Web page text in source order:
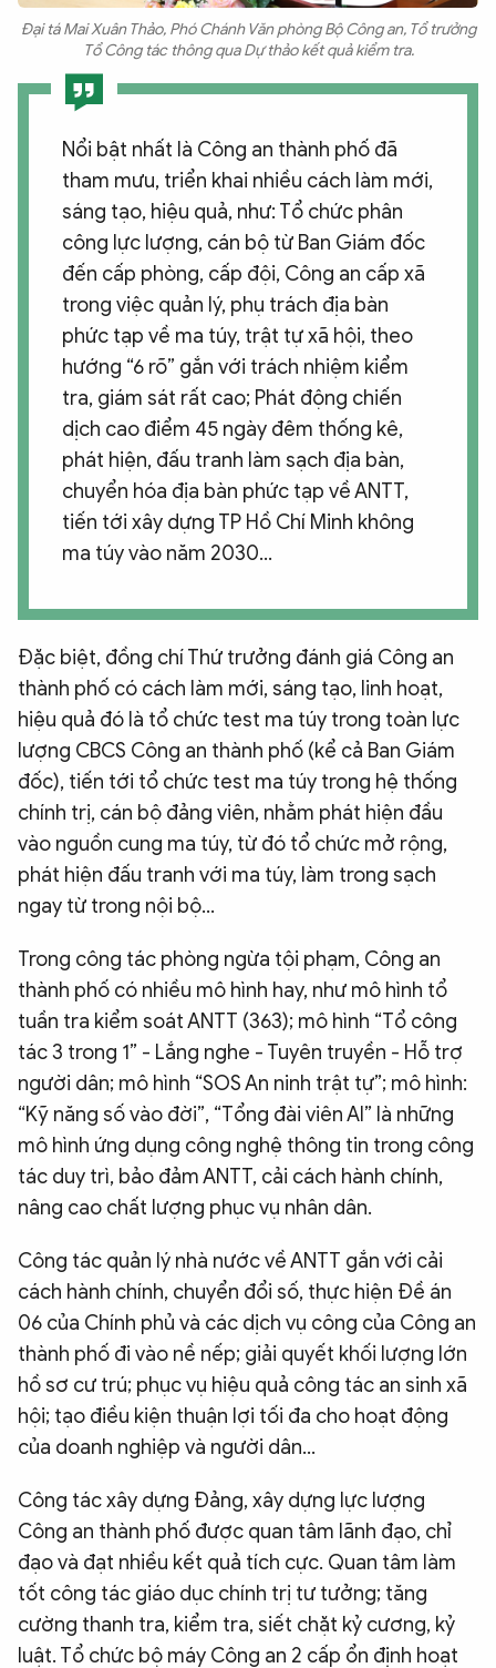
Đại tá Mai Xuân Thảo, Phó Chánh Văn phòng Bộ Công an, Tổ trưởng
Tổ Công tác thông qua Dự thảo kết quả kiểm tra.
Nổi bật nhất là Công an thành phố đã
tham mưu, triển khai nhiều cách làm mới,
sáng tạo, hiệu quả, như: Tổ chức phân
công lực lượng, cán bộ từ Ban Giám đốc
đến cấp phòng, cấp đội, Công an cấp xã
trong việc quản lý, phụ trách địa bàn
phức tạp về ma túy, trật tự xã hội, theo
hướng “6 rõ” gắn với trách nhiệm kiểm
tra, giám sát rất cao; Phát động chiến
dịch cao điểm 45 ngày đêm thống kê,
phát hiện, đấu tranh làm sạch địa bàn,
chuyển hóa địa bàn phức tạp về ANTT,
tiến tới xây dựng TP Hồ Chí Minh không
ma túy vào năm 2030…
Đặc biệt, đồng chí Thứ trưởng đánh giá Công an
thành phố có cách làm mới, sáng tạo, linh hoạt,
hiệu quả đó là tổ chức test ma túy trong toàn lực
lượng CBCS Công an thành phố (kể cả Ban Giám
đốc), tiến tới tổ chức test ma túy trong hệ thống
chính trị, cán bộ đảng viên, nhằm phát hiện đầu
vào nguồn cung ma túy, từ đó tổ chức mở rộng,
phát hiện đấu tranh với ma túy, làm trong sạch
ngay từ trong nội bộ…
Trong công tác phòng ngừa tội phạm, Công an
thành phố có nhiều mô hình hay, như mô hình tổ
tuần tra kiểm soát ANTT (363); mô hình “Tổ công
tác 3 trong 1” - Lắng nghe - Tuyên truyền - Hỗ trợ
người dân; mô hình “SOS An ninh trật tự”; mô hình:
“Kỹ năng số vào đời”, “Tổng đài viên AI” là những
mô hình ứng dụng công nghệ thông tin trong công
tác duy trì, bảo đảm ANTT, cải cách hành chính,
nâng cao chất lượng phục vụ nhân dân.
Công tác quản lý nhà nước về ANTT gắn với cải
cách hành chính, chuyển đổi số, thực hiện Đề án
06 của Chính phủ và các dịch vụ công của Công an
thành phố đi vào nề nếp; giải quyết khối lượng lớn
hồ sơ cư trú; phục vụ hiệu quả công tác an sinh xã
hội; tạo điều kiện thuận lợi tối đa cho hoạt động
của doanh nghiệp và người dân…
Công tác xây dựng Đảng, xây dựng lực lượng
Công an thành phố được quan tâm lãnh đạo, chỉ
đạo và đạt nhiều kết quả tích cực. Quan tâm làm
tốt công tác giáo dục chính trị tư tưởng; tăng
cường thanh tra, kiểm tra, siết chặt kỷ cương, kỷ
luật. Tổ chức bộ máy Công an 2 cấp ổn định hoạt